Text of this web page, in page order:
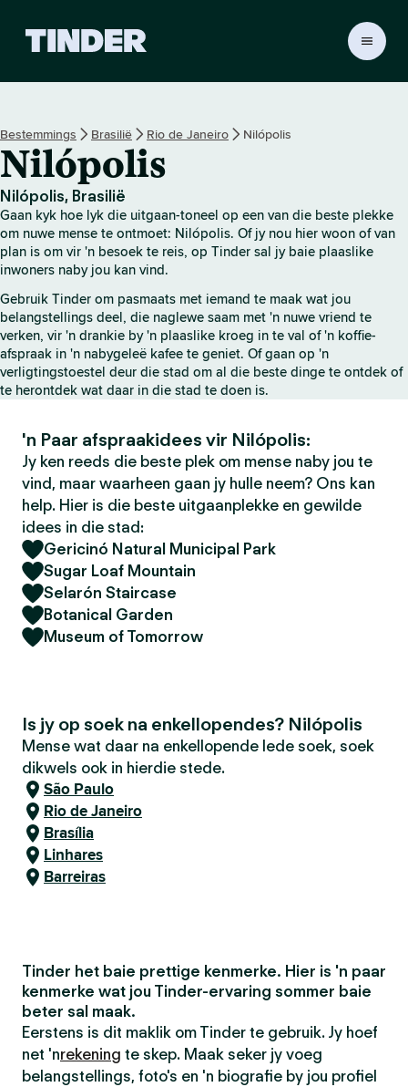
r
-
t
i
s
b
l
d
Bestemmings Brasilië Rio de Janeiro Nilópolis
Nilópolis
Nilópolis, Brasilië
Gaan kyk hoe lyk die uitgaan-toneel op een van die beste plekke
om nuwe mense te ontmoet: Nilópolis. Of jy nou hier woon of van
plan is om vir 'n besoek te reis, op Tinder sal jy baie plaaslike
inwoners naby jou kan vind.
Gebruik Tinder om pasmaats met iemand te maak wat jou
belangstellings deel, die naglewe saam met 'n nuwe vriend te
verken, vir 'n drankie by 'n plaaslike kroeg in te val of 'n koffie-
afspraak in 'n nabygeleë kafee te geniet. Of gaan op 'n
verligtingstoestel deur die stad om al die beste dinge te ontdek of
te herontdek wat daar in die stad te doen is.
'n Paar afspraakidees vir Nilópolis:
Jy ken reeds die beste plek om mense naby jou te
vind, maar waarheen gaan jy hulle neem? Ons kan
help. Hier is die beste uitgaanplekke en gewilde
idees in die stad:
Gericinó Natural Municipal Park
Sugar Loaf Mountain
Selarón Staircase
Botanical Garden
Museum of Tomorrow
Is jy op soek na enkellopendes? Nilópolis
Mense wat daar na enkellopende lede soek, soek
dikwels ook in hierdie stede.
São Paulo
Rio de Janeiro
Brasília
Linhares
Barreiras
Tinder het baie prettige kenmerke. Hier is 'n paar
kenmerke wat jou Tinder-ervaring sommer baie
beter sal maak.
Eerstens is dit maklik om Tinder te gebruik. Jy hoef
net 'nrekening te skep. Maak seker jy voeg
belangstellings, foto's en 'n biografie by jou profiel